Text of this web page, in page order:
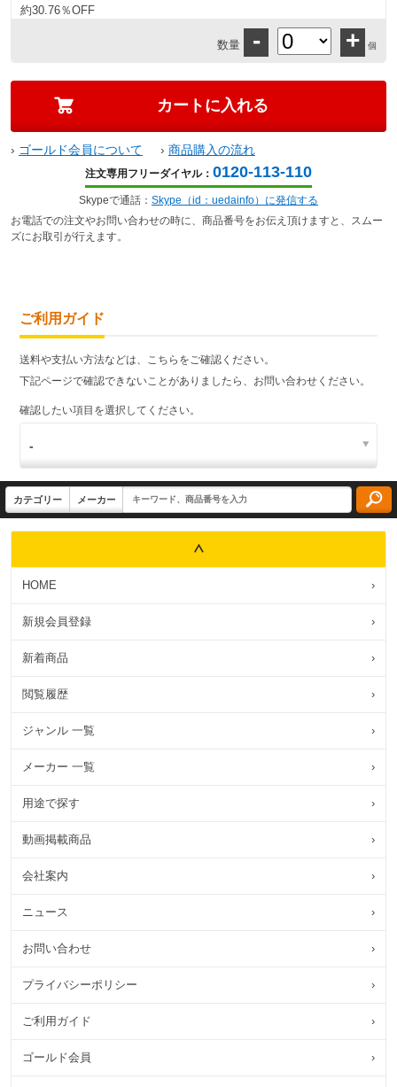
約30.76％OFF
数量 - + 個
› ゴールド会員について › 商品購入の流れ
注文専用フリーダイヤル： 0120-113-110
Skypeで通話： Skype（id：uedainfo）に発信する
お電話での注文やお問い合わせの時に、商品番号をお伝え頂けますと、スムー
ズにお取引が行えます。
ご利用ガイド
送料や支払い方法などは、こちらをご確認ください。
下記ページで確認できないことがありましたら、お問い合わせください。
確認したい項目を選択してください。
HOME ›
新規会員登録 ›
新着商品 ›
閲覧履歴 ›
ジャンル 一覧 ›
メーカー 一覧 ›
用途で探す ›
動画掲載商品 ›
会社案内 ›
ニュース ›
お問い合わせ ›
プライバシーポリシー ›
ご利用ガイド ›
ゴールド会員 ›